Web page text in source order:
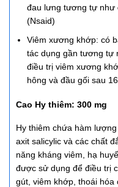
đau lưng tương tự như
(Nsaid)
Viêm xương khớp: có
tác dụng gần tương tự
điều trị viêm xương
hông và đầu gối sau
Cao Hy thiêm: 300 mg
Hy thiêm chứa hàm
axit salicylic và các chất
năng kháng viêm, hạ
được sử dụng để điều trị
gút, viêm khớp, thoái hóa